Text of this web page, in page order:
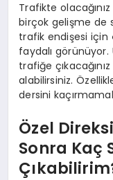
Trafikte
birçok gelişme de
trafik endişesi için
faydalı görünüyor.
trafiğe
alabilirsiniz.
dersini
Özel
Sonra Kaç